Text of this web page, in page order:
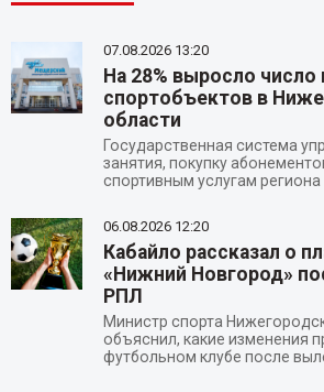
07.08.2026 13:20
На 28% выросло
спортобъектов в
области
Государственная система
занятия, покупку
спортивным услугам региона
06.08.2026 12:20
Кабайло рассказал о
«Нижний Новгород»
РПЛ
Министр спорта
объяснил, какие изменения
футбольном клубе после